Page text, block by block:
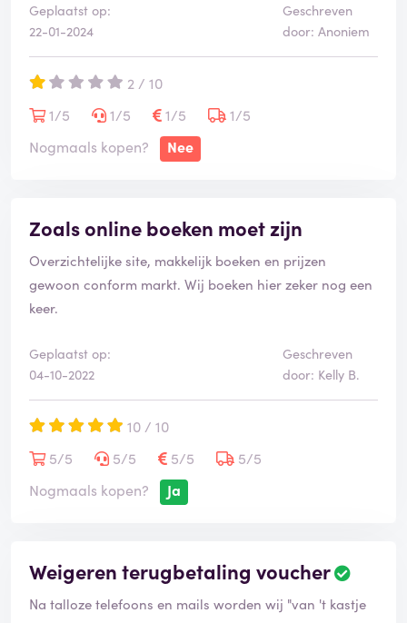
die onbeantwoord bleven, kreeg ik uiteindelijk een
antwoord: de waarborg werd niet terugbetaald omdat
er extra schoonmaakkosten gemaakt moesten worden
omdat het bedlinnen door ons niet werd afgehaald.
Daar wist ik helemaal niets van af! In het contract en
de algemene voorwaarden werd hier echter niets over
vermeld én het werd ons eveneens nooit mondeling
algemene voorwaarden: Schoonzicht, Zeeland én
VRBO, terwijl ik enkel maar een reservatie met VRBO
had gemaakt..
bedlinnen op voorhand en bespaar u 110 euro..!
Geplaatst op:
22-01-2024
Geschreven
door: Anoniem
2 / 10
1/5
1/5 1/5
1/5
Nogmaals kopen?
Nee
Zoals online boeken moet zijn
Overzichtelijke site, makkelijk boeken en prijzen
gewoon conform markt. Wij boeken hier zeker nog een
keer.
Geplaatst op:
04-10-2022
Geschreven
door: Kelly B.
10 / 10
5/5
5/5 5/5
5/5
Nogmaals kopen?
Ja
Weigeren terugbetaling voucher
Na talloze telefoons en mails worden wij "van 't kastje